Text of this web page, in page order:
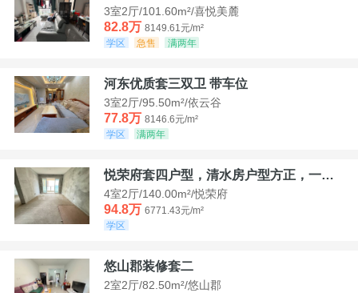
3室2厅/101.60m²/喜悦美麓
82.8万 8149.61元/m²
学区
急售 满两年
河东优质套三双卫 带车位
3室2厅/95.50m²/依云谷
77.8万 8146.6元/m²
学区
满两年
悦荣府套四户型，清水房户型方正，一口价94，8
4室2厅/140.00m²/悦荣府
94.8万 6771.43元/m²
学区
悠山郡装修套二
2室2厅/82.50m²/悠山郡